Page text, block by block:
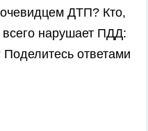
ДТП? Кто,
нарушает ПДД:
ответами